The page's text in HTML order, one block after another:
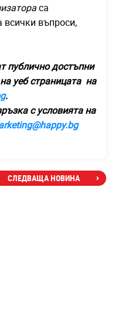
са
всички въпроси,
публично достъпни
уеб страницата на
.
с условията на
СЛЕДВАЩА НОВИНА